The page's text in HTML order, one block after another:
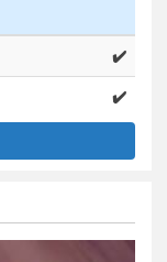
✔️
✔️